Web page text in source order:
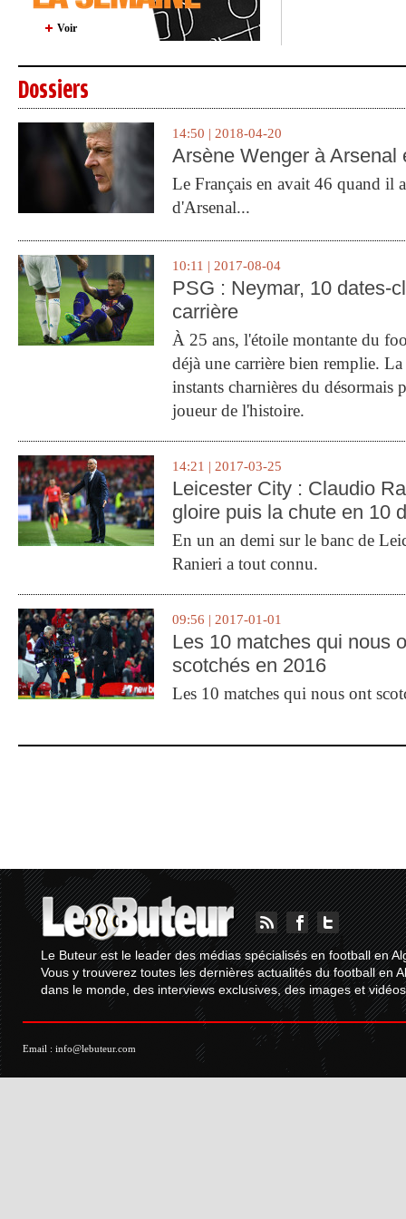
Voir
Dossiers
14:50 | 2018-04-20
Arsène Wenger à Arsenal
Le Français en avait 46 quand il
d'Arsenal...
10:11 | 2017-08-04
PSG : Neymar, 10 dates-
carrière
À 25 ans, l'étoile montante du
déjà une carrière bien remplie.
instants charnières du désormais
joueur de l'histoire.
14:21 | 2017-03-25
Leicester City : Claudio
gloire puis la chute en 10
En un an demi sur le banc de
Ranieri a tout connu.
09:56 | 2017-01-01
Les 10 matches qui nous
scotchés en 2016
Les 10 matches qui nous ont
Le Buteur est le leader des médias spécialisés en football en
Vous y trouverez toutes les dernières actualités du football en
dans le monde, des interviews exclusives, des images et
Email : info@lebuteur.com